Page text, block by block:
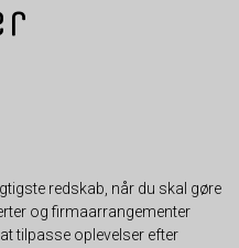
redskab, når du skal gøre
og firmaarrangementer
tilpasse oplevelser efter